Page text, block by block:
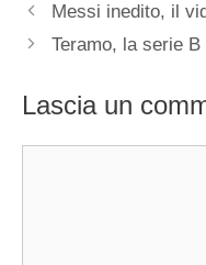
Messi inedito, il
Teramo, la serie
Lascia un